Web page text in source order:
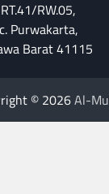
RW.05,
Purwakarta,
Barat 41115
© 2026Al-